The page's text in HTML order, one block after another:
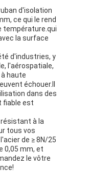
d'isolation
ce qui le rend
température.qui
la surface
d'industries, y
l'aérospatiale,
haute
échouer.Il
dans des
fiable est
à la
tous vos
de ≥ 8N/25
0,05 mm, et
le vôtre